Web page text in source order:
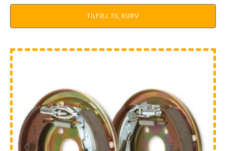
TILFØJ TIL KURV